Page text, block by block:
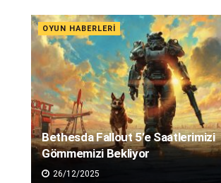
OYUN HABERLERI
Bethesda Fallout 5’e Saatlerimizi
Gömmemizi Bekliyor
26/12/2025